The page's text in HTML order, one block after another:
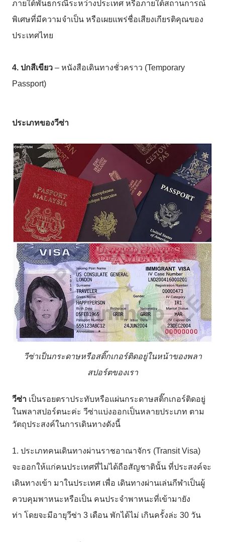
ภายใต้พันธกรณีระหว่างประเทศ หรือภายใต้สถานการณ์
พิเศษที่มีความจำเป็น หรือเผยแพร่ชื่อเสียงเกียรติคุณของ
ประเทศไทย
4. ปกสีเขียว – หนังสือเดินทางชั่วคราว (Temporary
Passport)
ประเภทของวีซ่า
วีซ่าเป็นกระดาษหรือสติ๊กเกอร์ติดอยู่ในหน้าของพลา
สปอร์ตของเรา
วีซ่า เป็นรอยตราประทับหรือแผ่นกระดาษสติ๊กเกอร์ติดอยู่
ในพลาสปอร์ตนะค่ะ วีซ่าแบ่งออกเป็นหลายประเภท ตาม
วัตถุประสงค์ในการเดินทางดังนี้
1. ประเภทคนเดินทางผ่านราชอาณาจักร (Transit Visa)
จะออกให้แก่คนประเทศที่ไม่ได้ถือสัญชาตินั้น ที่ประสงค์จะ
เดินทางเข้า มาในประเทศ เพื่อ เดินทางผ่านเล่นกีฬาเป็นผู้
ควบคุมพาหนะหรือเป็น คนประจำพาหนะที่เข้ามายัง
ท่า โดยจะมีอายุวีซ่า 3 เดือน พักได้ไม่ เกินครั้งล่ะ 30 วัน